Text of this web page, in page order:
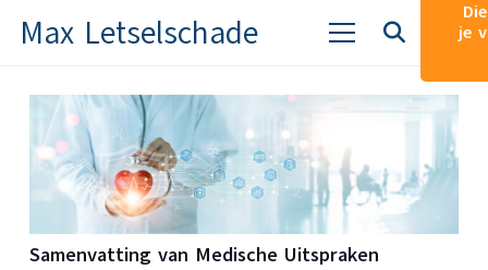
Max Letselschade
je
Samenvatting van Medische Uitspraken